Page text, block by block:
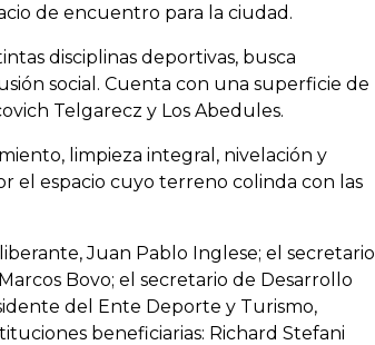
de encuentro para la ciudad.
disciplinas deportivas, busca
social. Cuenta con una superficie de
Telgarecz y Los Abedules.
limpieza integral, nivelación y
el espacio cuyo terreno colinda con las
Juan Pablo Inglese; el secretario
Bovo; el secretario de Desarrollo
del Ente Deporte y Turismo,
beneficiarias: Richard Stefani